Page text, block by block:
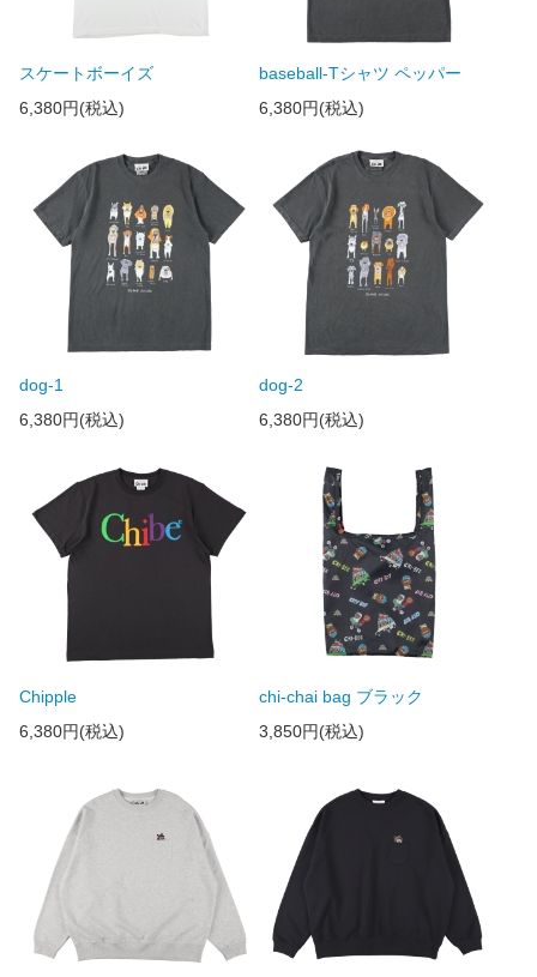
スケートボーイズ
6,380円(税込)
baseball-Tシャツ ペッパー
6,380円(税込)
dog-1
6,380円(税込)
dog-2
6,380円(税込)
Chipple
6,380円(税込)
chi-chai bag ブラック
3,850円(税込)